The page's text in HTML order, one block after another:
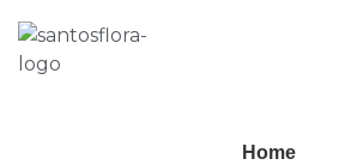
Home